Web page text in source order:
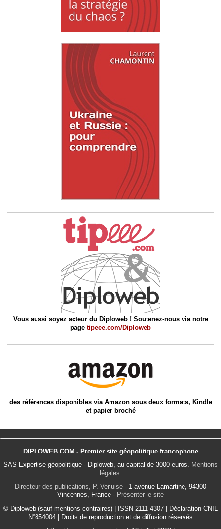
Vous aussi soyez acteur du Diploweb ! Soutenez-nous via notre
page tipeee.com/Diploweb
des références disponibles via Amazon sous deux formats, Kindle
et papier broché
DIPLOWEB.COM - Premier site géopolitique francophone
SAS Expertise géopolitique - Diploweb, au capital de 3000 euros. Mentions
légales.
Directeur des publications, P. Verluise - 1 avenue Lamartine, 94300
Vincennes, France - Présenter le site
© Diploweb (sauf mentions contraires) | ISSN 2111-4307 | Déclaration CNIL
N°854004 | Droits de reproduction et de diffusion réservés